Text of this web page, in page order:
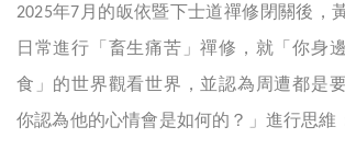
2025年7 月的皈依暨下士道禪修閉關後，
日常進行「畜生痛苦」禪修，就「你身
食」的世界觀看世界，並認為周遭都是
你認為他的心情會是如何的？」進行思維